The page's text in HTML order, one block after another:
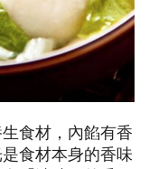
食材，內餡有香
食材本身的香味